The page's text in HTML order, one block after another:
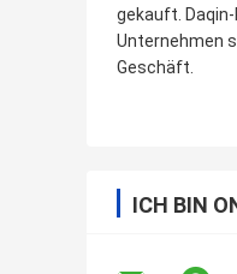
gekauft.
Unternehmen
Geschäft.
ICH BIN